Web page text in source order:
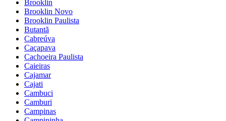
Brooklin
Brooklin Novo
Brooklin Paulista
Butantã
Cabreúva
Caçapava
Cachoeira Paulista
Caieiras
Cajamar
Cajati
Cambuci
Camburi
Campinas